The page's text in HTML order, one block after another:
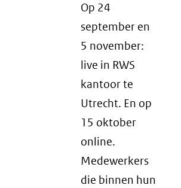
Op 24
september en
5 november:
live in RWS
kantoor te
Utrecht. En op
15 oktober
online.
Medewerkers
die binnen hun